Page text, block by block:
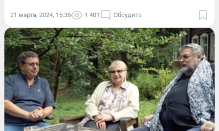
21 марта, 2024, 15:36 1 401 Обсудить